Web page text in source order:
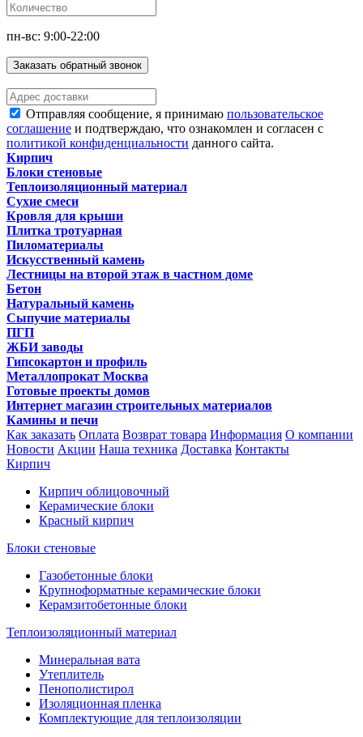
пн-вс: 9:00-22:00
Заказать обратный звонок
Отправляя сообщение, я принимаю пользовательское
соглашение и подтверждаю, что ознакомлен и согласен с
политикой конфиденциальности данного сайта.
Кирпич
Блоки стеновые
Теплоизоляционный материал
Сухие смеси
Кровля для крыши
Плитка тротуарная
Пиломатериалы
Искусственный камень
Лестницы на второй этаж в частном доме
Бетон
Натуральный камень
Сыпучие материалы
ПГП
ЖБИ заводы
Гипсокартон и профиль
Металлопрокат Москва
Готовые проекты домов
Интернет магазин строительных материалов
Камины и печи
Как заказать Оплата Возврат товара Информация О компании
Новости Акции Наша техника Доставка Контакты
Кирпич
Кирпич облицовочный
Керамические блоки
Красный кирпич
Блоки стеновые
Газобетонные блоки
Крупноформатные керамические блоки
Керамзитобетонные блоки
Теплоизоляционный материал
Минеральная вата
Утеплитель
Пенополистирол
Изоляционная пленка
Комплектующие для теплоизоляции